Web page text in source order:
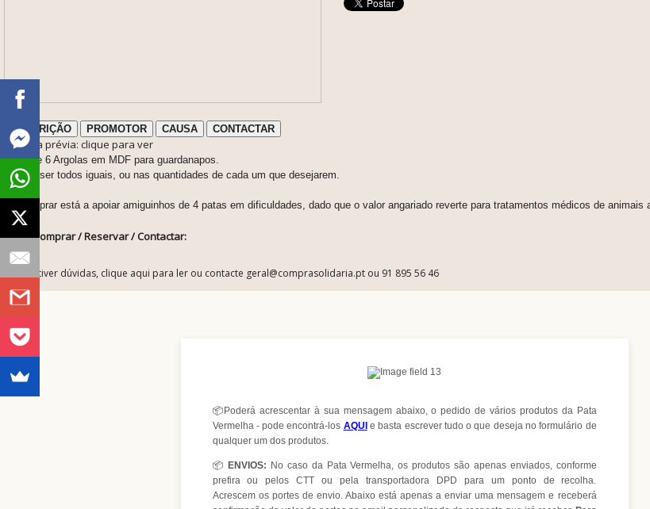
DESCRIÇÃO PROMOTOR CAUSA CONTACTAR
ℹ️ Nota prévia: clique para ver
Pack de 6 Argolas em MDF para guardanapos.
Podem ser todos iguais, ou nas quantidades de cada um que desejarem.
Ao comprar está a apoiar amiguinhos de 4 patas em dificuldades, dado que o valor angariado reverte para tratamentos médicos de animais
Como Comprar / Reservar / Contactar:
ℹ️ Se tiver dúvidas, clique aqui para ler ou contacte geral@comprasolidaria.pt ou 91 895 56 46